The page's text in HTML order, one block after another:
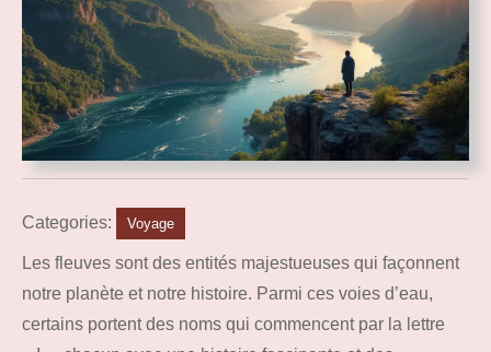
Categories: Voyage
Les fleuves sont des entités majestueuses qui façonnent
notre planète et notre histoire. Parmi ces voies d’eau,
certains portent des noms qui commencent par la lettre